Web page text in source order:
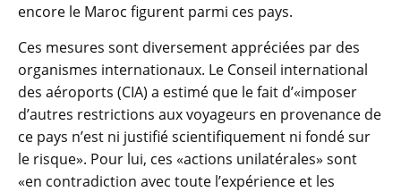
encore le Maroc figurent parmi ces pays.
Ces mesures sont diversement appréciées par des
organismes internationaux. Le Conseil international
des aéroports (CIA) a estimé que le fait d’«imposer
d’autres restrictions aux voyageurs en provenance de
ce pays n’est ni justifié scientifiquement ni fondé sur
le risque». Pour lui, ces «actions unilatérales» sont
«en contradiction avec toute l’expérience et les